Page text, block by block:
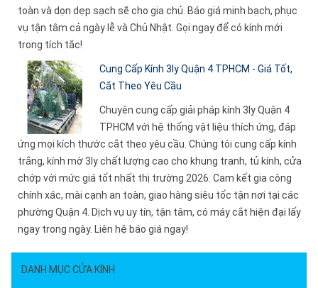
toàn và dọn dẹp sạch sẽ cho gia chủ. Báo giá minh bạch, phục
vụ tận tâm cả ngày lễ và Chủ Nhật. Gọi ngay để có kính mới
trong tích tắc!
Cung Cấp Kính 3ly Quận 4 TPHCM - Giá Tốt,
Cắt Theo Yêu Cầu
Chuyên cung cấp giải pháp kính 3ly Quận 4
TPHCM với hệ thống vật liệu thích ứng, đáp
ứng mọi kích thước cắt theo yêu cầu. Chúng tôi cung cấp kính
trắng, kính mờ 3ly chất lượng cao cho khung tranh, tủ kính, cửa
chớp với mức giá tốt nhất thị trường 2026. Cam kết gia công
chính xác, mài cạnh an toàn, giao hàng siêu tốc tận nơi tại các
phường Quận 4. Dịch vụ uy tín, tận tâm, có máy cắt hiện đại lấy
ngay trong ngày. Liên hệ báo giá ngay!
DANH MỤC CỬA KÍNH